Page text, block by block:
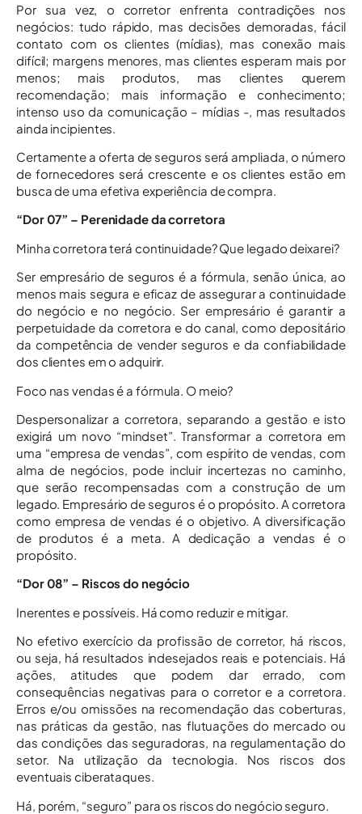
Por sua vez, o corretor enfrenta contradições nos
negócios: tudo rápido, mas decisões demoradas, fácil
contato com os clientes (mídias), mas conexão mais
difícil; margens menores, mas clientes esperam mais por
menos; mais produtos, mas clientes querem
recomendação; mais informação e conhecimento;
intenso uso da comunicação – mídias -, mas resultados
ainda incipientes.
Certamente a oferta de seguros será ampliada, o número
de fornecedores será crescente e os clientes estão em
busca de uma efetiva experiência de compra.
“Dor 07” – Perenidade da corretora
Minha corretora terá continuidade? Que legado deixarei?
Ser empresário de seguros é a fórmula, senão única, ao
menos mais segura e eficaz de assegurar a continuidade
do negócio e no negócio. Ser empresário é garantir a
perpetuidade da corretora e do canal, como depositário
da competência de vender seguros e da confiabilidade
dos clientes em o adquirir.
Foco nas vendas é a fórmula. O meio?
Despersonalizar a corretora, separando a gestão e isto
exigirá um novo “mindset”. Transformar a corretora em
uma “empresa de vendas”, com espírito de vendas, com
alma de negócios, pode incluir incertezas no caminho,
que serão recompensadas com a construção de um
legado. Empresário de seguros é o propósito. A corretora
como empresa de vendas é o objetivo. A diversificação
de produtos é a meta. A dedicação a vendas é o
propósito.
“Dor 08” – Riscos do negócio
Inerentes e possíveis. Há como reduzir e mitigar.
No efetivo exercício da profissão de corretor, há riscos,
ou seja, há resultados indesejados reais e potenciais. Há
ações, atitudes que podem dar errado, com
consequências negativas para o corretor e a corretora.
Erros e/ou omissões na recomendação das coberturas,
nas práticas da gestão, nas flutuações do mercado ou
das condições das seguradoras, na regulamentação do
setor. Na utilização da tecnologia. Nos riscos dos
eventuais ciberataques.
Há, porém, “seguro” para os riscos do negócio seguro.